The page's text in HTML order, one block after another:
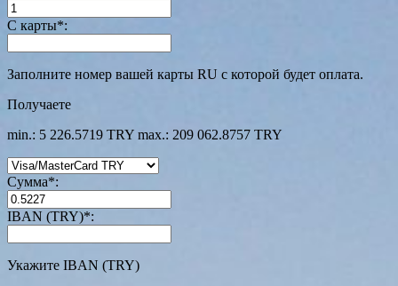
С карты*:
Заполните номер вашей карты RU с которой будет оплата.
Получаете
min.: 5 226.5719 TRY max.: 209 062.8757 TRY
Сумма*:
IBAN (TRY)*:
Укажите IBAN (TRY)